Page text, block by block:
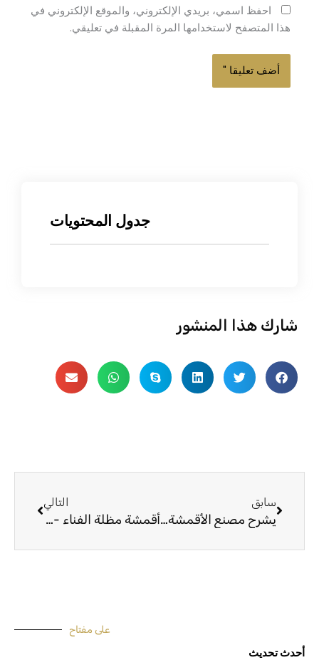
احفظ اسمي، بريدي الإلكتروني، والموقع الإلكتروني في
هذا المتصفح لاستخدامها المرة المقبلة في تعليقي.
جدول المحتويات
شارك هذا المنشور
سابق
يشرح مصنع الأقمشة المطبوعة كيفية التمييز بين الأقمشة المصبوغة والمصبوغة
التالي
أقمشة مظلة الفناء - اختيار المناسب لاحتياجاتك
على مفتاح
أحدث تحديث